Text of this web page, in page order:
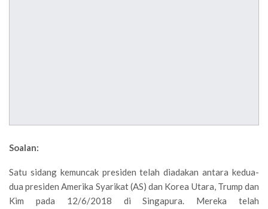
Soalan:
Satu sidang kemuncak presiden telah diadakan antara kedua-
dua presiden Amerika Syarikat (AS) dan Korea Utara, Trump dan
Kim pada 12/6/2018 di Singapura. Mereka telah